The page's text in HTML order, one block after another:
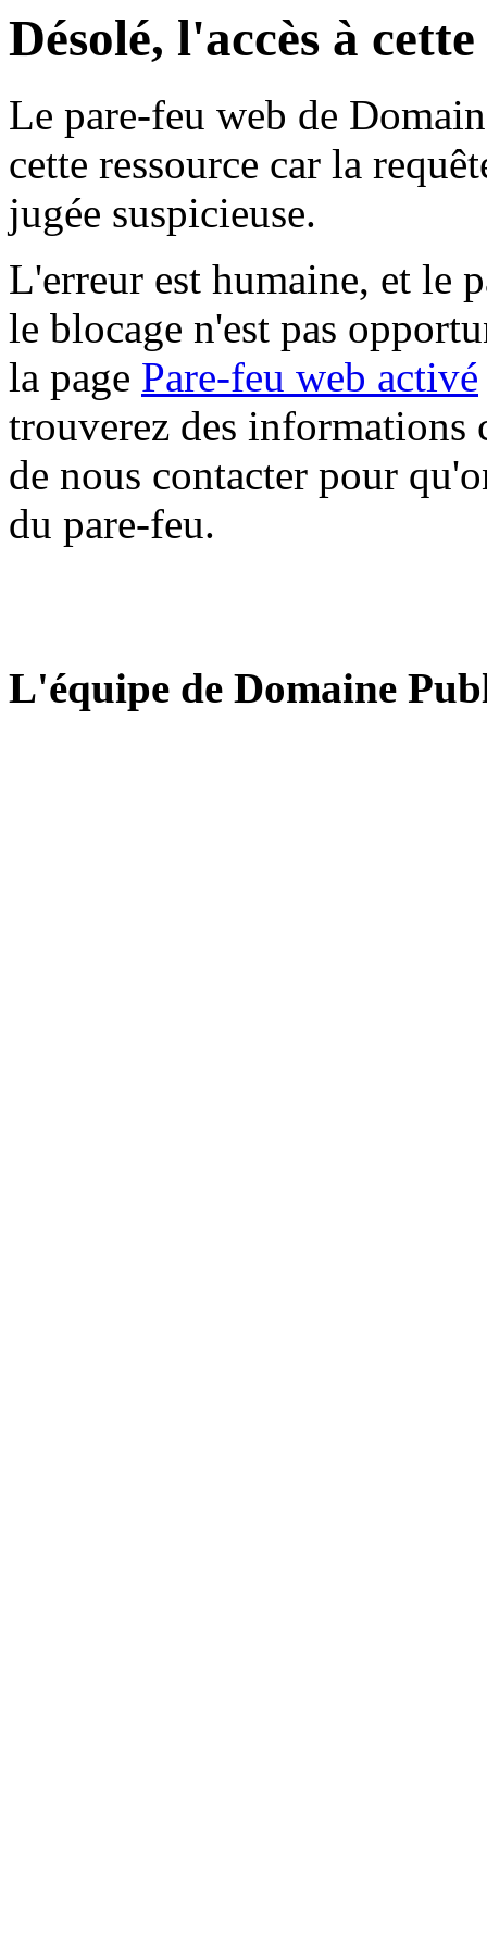
Désolé, l'accès à
Le pare-feu web de
cette ressource car la
jugée suspicieuse.
L'erreur est humaine, et le
le blocage n'est pas
la page Pare-feu web activé
trouverez des informations
de nous contacter pour
du pare-feu.
L'équipe de Domaine